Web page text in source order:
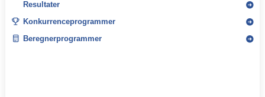
Resultater
Konkurrenceprogrammer
Beregnerprogrammer